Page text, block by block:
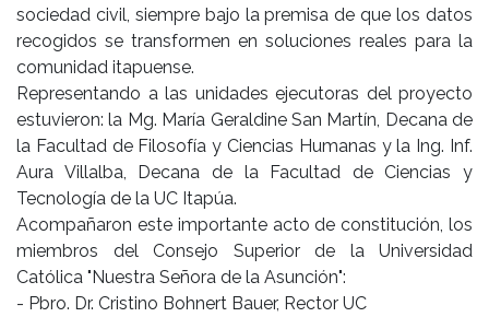
sociedad civil, siempre bajo la premisa de que los datos
recogidos se transformen en soluciones reales para la
comunidad itapuense.
Representando a las unidades ejecutoras del proyecto
estuvieron: la Mg. María Geraldine San Martín, Decana de
la Facultad de Filosofía y Ciencias Humanas y la Ing. Inf.
Aura Villalba, Decana de la Facultad de Ciencias y
Tecnología de la UC Itapúa.
Acompañaron este importante acto de constitución, los
miembros del Consejo Superior de la Universidad
Católica "Nuestra Señora de la Asunción":
- Pbro. Dr. Cristino Bohnert Bauer, Rector UC